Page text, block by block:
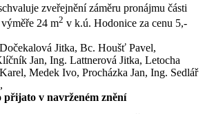
zveřejnění záměru pronájmu části
24 m2 v k.ú. Hodonice za cenu 5,-
Jitka, Bc. Houšť Pavel,
Jan, Ing. Lattnerová Jitka, Letocha
Medek Ivo, Procházka Jan, Ing. Sedlář
přijato v navrženém znění